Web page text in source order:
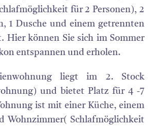
für 2 Personen), 2
1 Dusche und einem getrennten
Hier können Sie sich im Sommer
entspannen und erholen.
liegt im 2. Stock
und bietet Platz für 4 -7
ist mit einer Küche, einem
Wohnzimmer( Schlafmöglichkeit